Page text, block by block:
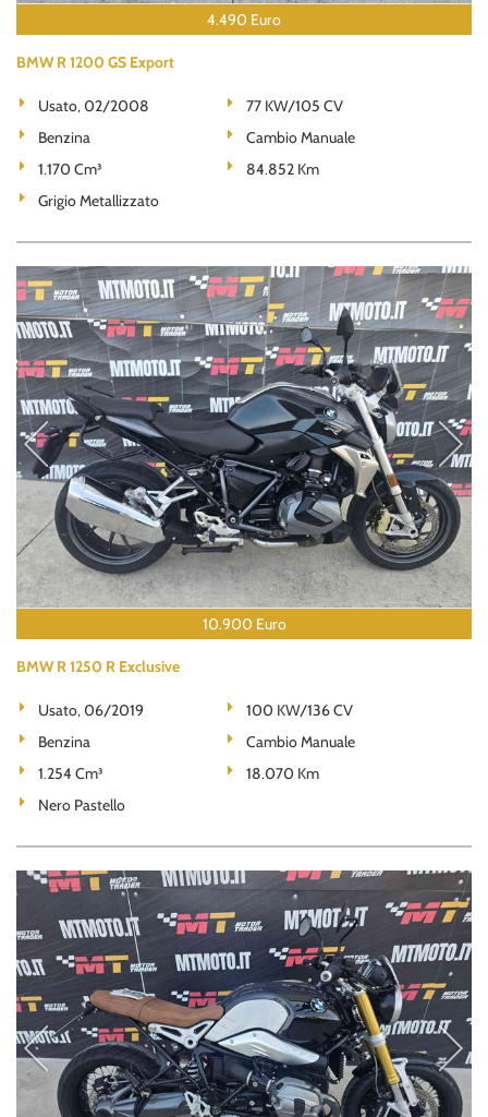
4.490 Euro
BMW R 1200 GS Export
Usato, 02/2008
77 KW/105 CV
Benzina
Cambio Manuale
1.170 Cm³
84.852 Km
Grigio Metallizzato
10.900 Euro
BMW R 1250 R Exclusive
Usato, 06/2019
100 KW/136 CV
Benzina
Cambio Manuale
1.254 Cm³
18.070 Km
Nero Pastello